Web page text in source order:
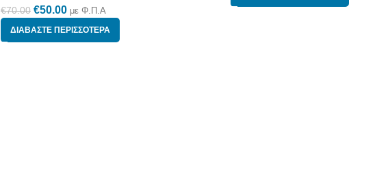
€70.00 €50.00 με Φ.Π.Α
ΔΙΑΒΆΣΤΕ ΠΕΡΙΣΣΌΤΕΡΑ